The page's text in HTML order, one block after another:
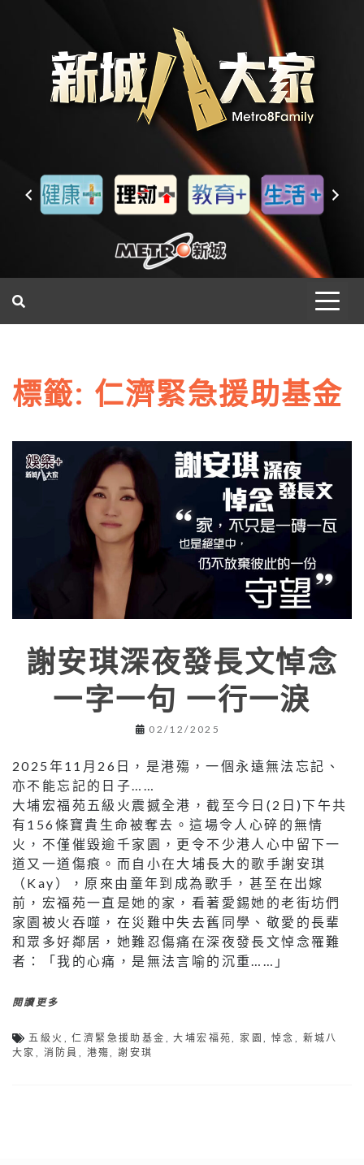
標籤: 仁濟緊急援助基金
謝安琪深夜發長文悼念
一字一句 一行一淚
02/12/2025
2025年11月26日，是港殤，一個永遠無法忘記、
亦不能忘記的日子……
大埔宏福苑五級火震撼全港，截至今日(2日)下午共
有156條寶貴生命被奪去。這場令人心碎的無情
火，不僅催毀逾千家園，更令不少港人心中留下一
道又一道傷痕。而自小在大埔長大的歌手謝安琪
（Kay），原來由童年到成為歌手，甚至在出嫁
前，宏福苑一直是她的家，看著愛錫她的老街坊們
家園被火吞噬，在災難中失去舊同學、敬愛的長輩
和眾多好鄰居，她難忍傷痛在深夜發長文悼念罹難
者：「我的心痛，是無法言喻的沉重……」
閱讀更多
五級火 ,仁濟緊急援助基金 ,大埔宏福苑, 家園, 悼念 , 新城八
大家 , 消防員 , 港殤,謝安琪